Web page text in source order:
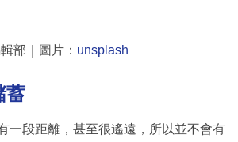
部｜圖片： unsplash
蓄
一段距離，甚至很遙遠，所以並不會有